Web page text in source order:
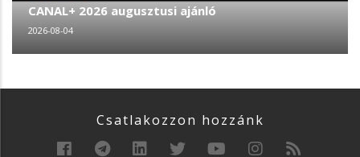
CANAL+ 2026 augusztusi ajánló
2026-08-04
Csatlakozzon hozzánk